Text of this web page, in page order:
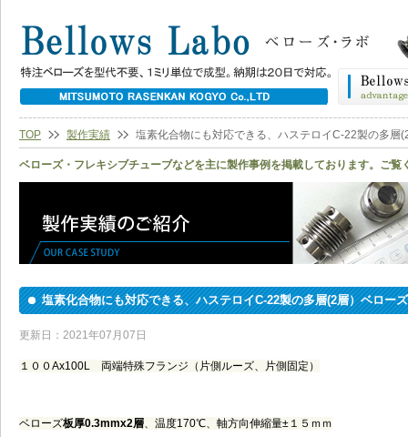
TOP 製作実績 塩素化合物にも対応できる、ハステロイC-22製の多層
ベローズ・フレキシブチューブなどを主に製作事例を掲載しております。ご覧
塩素化合物にも対応できる、ハステロイC-22製の多層(2層）ベローズ
更新日：2021年07月07日
１００Ax100L 両端特殊フランジ（片側ルーズ、片側固定）
ベローズ板厚0.3mmx2層、温度170℃、軸方向伸縮量±１５ｍｍ